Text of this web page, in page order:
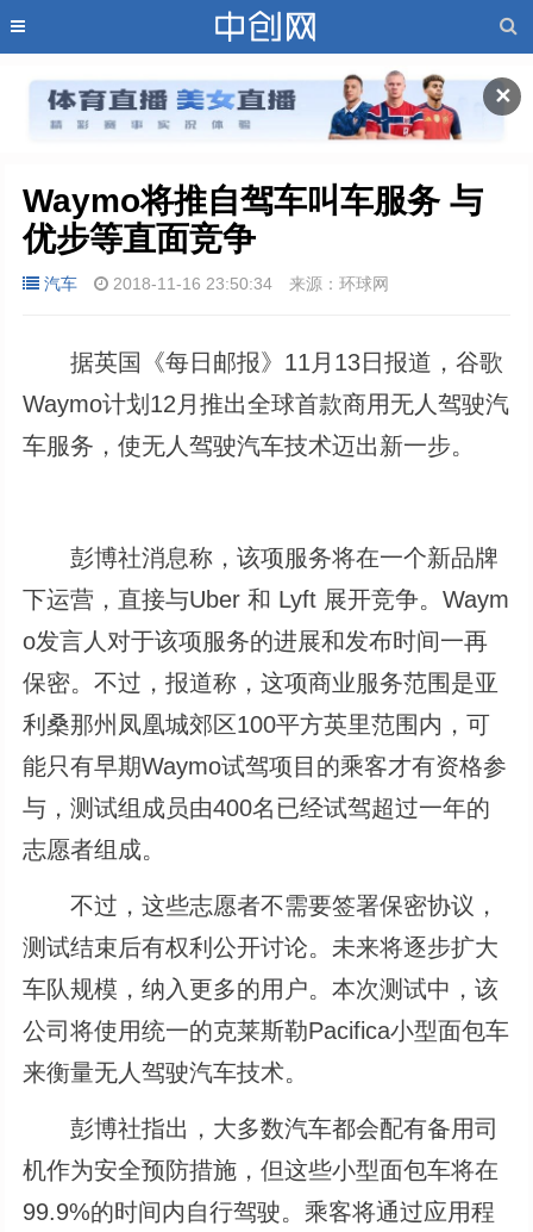
✕
Waymo将推自驾车叫车服务 与
优步等直面竞争
汽车 2018-11-16 23:50:34 来源：环球网
据英国《每日邮报》11月13日报道，谷歌
Waymo计划12月推出全球首款商用无人驾驶汽
车服务，使无人驾驶汽车技术迈出新一步。
彭博社消息称，该项服务将在一个新品牌
下运营，直接与Uber 和 Lyft 展开竞争。Waym
o发言人对于该项服务的进展和发布时间一再
保密。不过，报道称，这项商业服务范围是亚
利桑那州凤凰城郊区100平方英里范围内，可
能只有早期Waymo试驾项目的乘客才有资格参
与，测试组成员由400名已经试驾超过一年的
志愿者组成。
不过，这些志愿者不需要签署保密协议，
测试结束后有权利公开讨论。未来将逐步扩大
车队规模，纳入更多的用户。本次测试中，该
公司将使用统一的克莱斯勒Pacifica小型面包车
来衡量无人驾驶汽车技术。
彭博社指出，大多数汽车都会配有备用司
机作为安全预防措施，但这些小型面包车将在
99.9%的时间内自行驾驶。乘客将通过应用程